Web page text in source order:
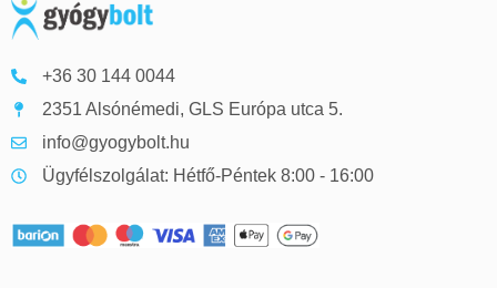
+36 30 144 0044
2351 Alsónémedi, GLS Európa utca 5.
info@gyogybolt.hu
Ügyfélszolgálat: Hétfő-Péntek 8:00 - 16:00